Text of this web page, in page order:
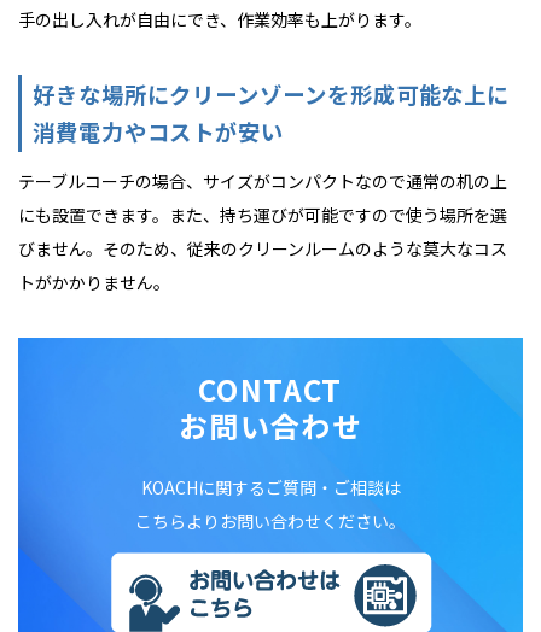
手の出し入れが自由にでき、作業効率も上がります。
好きな場所にクリーンゾーンを形成可能な上に
消費電力やコストが安い
テーブルコーチの場合、サイズがコンパクトなので通常の机の上
にも設置できます。また、持ち運びが可能ですので使う場所を選
びません。そのため、従来のクリーンルームのような莫大なコス
トがかかりません。
CONTACT
お問い合わせ
KOACHに関するご質問・ご相談は
こちらよりお問い合わせください。